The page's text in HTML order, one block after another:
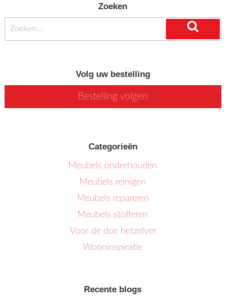
Zoeken
Zoeken
Zoeken
Volg uw bestelling
Bestelling volgen
Categorieën
Meubels onderhouden
Meubels reinigen
Meubels repareren
Meubels stofferen
Voor de doe hetzelver
Wooninspiratie
Recente blogs